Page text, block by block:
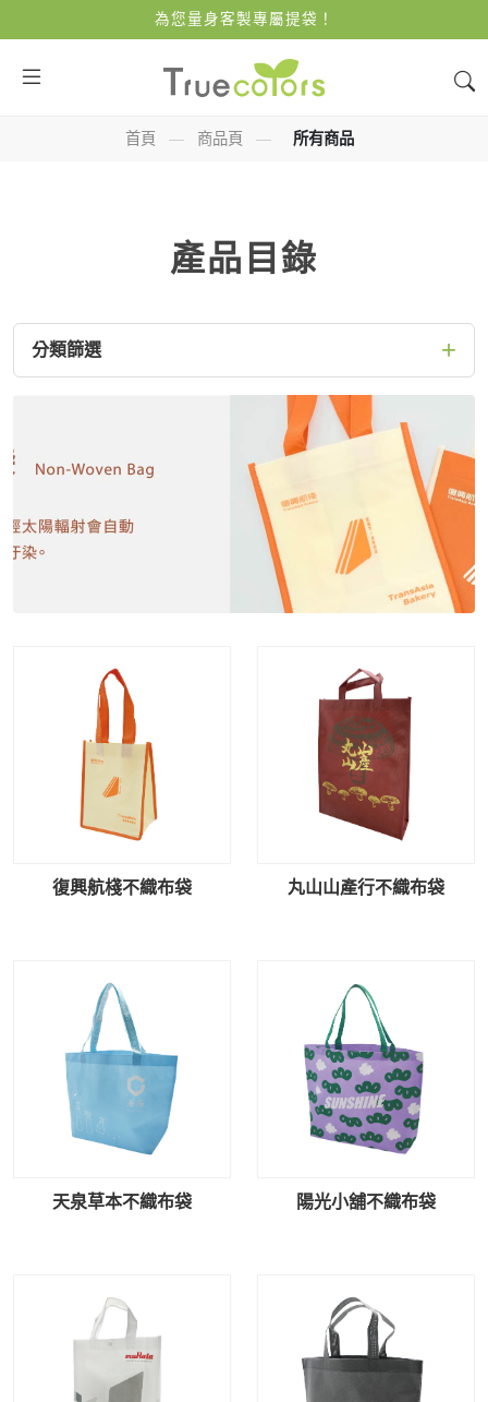
為您量身客製專屬提袋！
首頁 — 商品頁 — 所有商品
產品目錄
分類篩選 +
復興航棧不織布袋 丸山山產行不織布袋
天泉草本不織布袋 陽光小舖不織布袋